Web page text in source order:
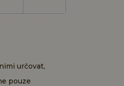
určovat,
pouze